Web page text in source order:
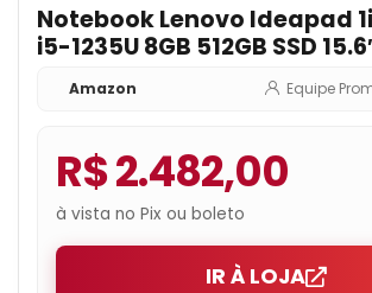
Notebook Lenovo Ideapad
i5-1235U 8GB 512GB SSD
Amazon Equipe
R$ 2.482,00
à vista no Pix ou boleto
IR À LOJA